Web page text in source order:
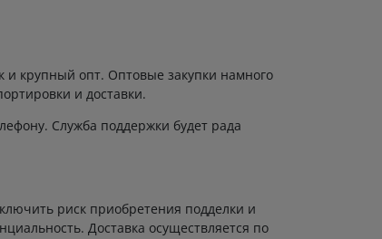
крупный опт. Оптовые закупки намного
и доставки.
Служба поддержки будет рада
риск приобретения подделки и
Доставка осуществляется по